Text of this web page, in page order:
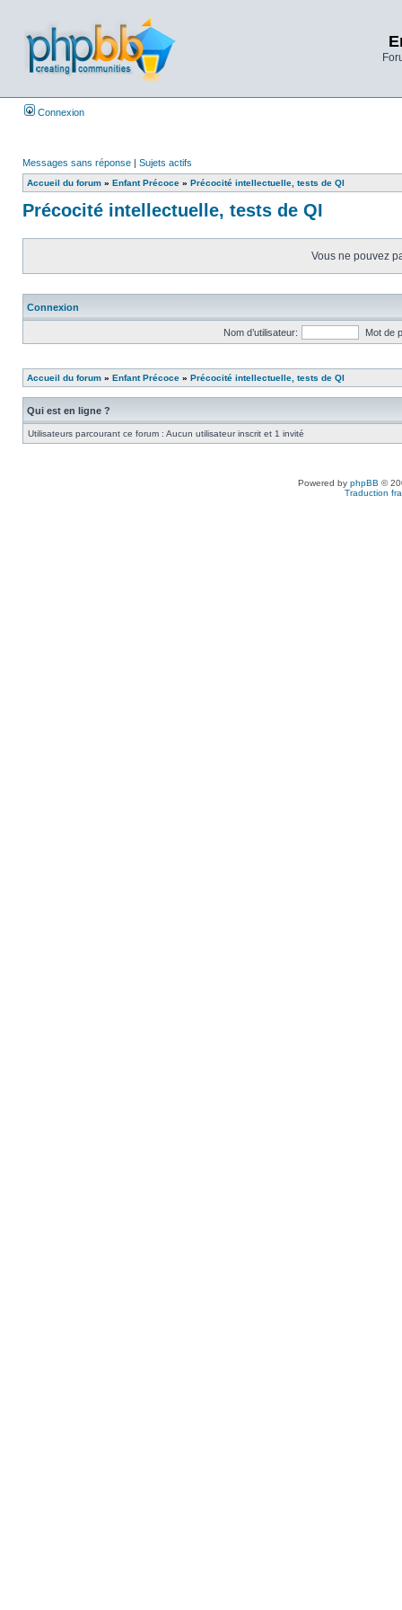
Connexion
Messages sans réponse | Sujets actifs
Accueil du forum » Enfant Précoce » Précocité intellectuelle, tests de QI
Précocité intellectuelle, tests de QI
Vous ne pouvez
Connexion
Nom d’utilisateur: Mot de
Accueil du forum » Enfant Précoce » Précocité intellectuelle, tests de QI
Qui est en ligne ?
Utilisateurs parcourant ce forum : Aucun utilisateur inscrit et 1 invité
Powered by phpBB ©
Traduction